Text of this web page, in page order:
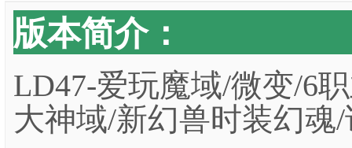
版本简介：
LD47-爱玩魔域/微变/6
大神域/新幻兽时装幻魂